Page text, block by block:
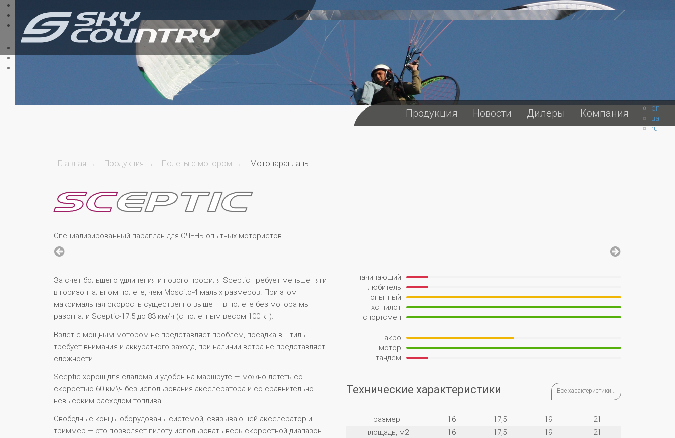
Продукция Новости Дилеры Компания
en
ua
ru
Главная → Продукция → Полеты с мотором → Мотопарапланы
SCEPTIC
Специализированный параплан для ОЧЕНЬ опытных мотористов
За счет большего удлинения и нового профиля Sceptic требует меньше тяги
в горизонтальном полете, чем Moscito-4 малых размеров. При этом
максимальная скорость существенно выше — в полете без мотора мы
разогнали Sceptic-17.5 до 83 км/ч (с полетным весом 100 кг).
Взлет с мощным мотором не представляет проблем, посадка в штиль
требует внимания и аккуратного захода, при наличии ветра не представляет
сложности.
Sceptic хорош для слалома и удобен на маршруте — можно лететь со
скоростью 60 км\ч без использования акселератора и со сравнительно
невысоким расходом топлива.
Свободные концы оборудованы системой, связывающей акселератор и
триммер — это позволяет пилоту использовать весь скоростной диапазон
начинающий
любитель
опытный
xc пилот
спортсмен
акро
мотор
тандем
Технические характеристики Все характеристики...
размер 16 17,5 19
21
площадь, м2
16 17,5 19
21